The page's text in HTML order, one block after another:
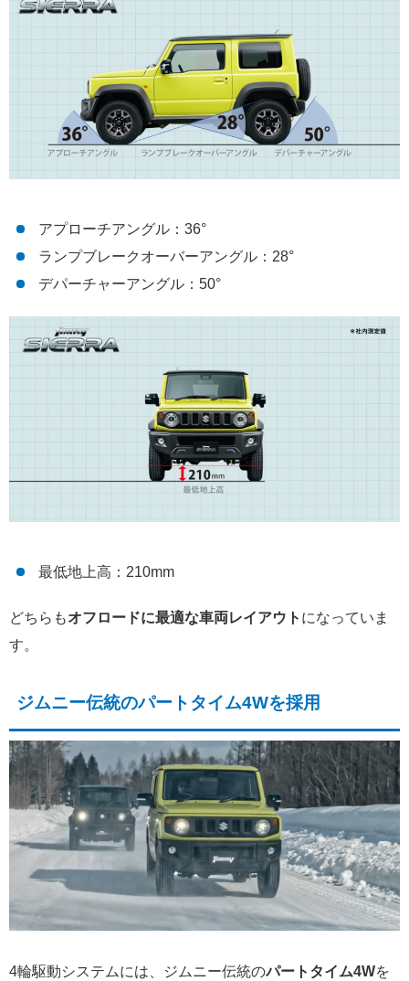
アプローチアングル：36°
ランプブレークオーバーアングル：28°
デパーチャーアングル：50°
最低地上高：210mm
どちらもオフロードに最適な車両レイアウト になっていま
す。
ジムニー伝統のパートタイム4Wを採用
4輪駆動システムには、ジムニー伝統のパートタイム4Wを